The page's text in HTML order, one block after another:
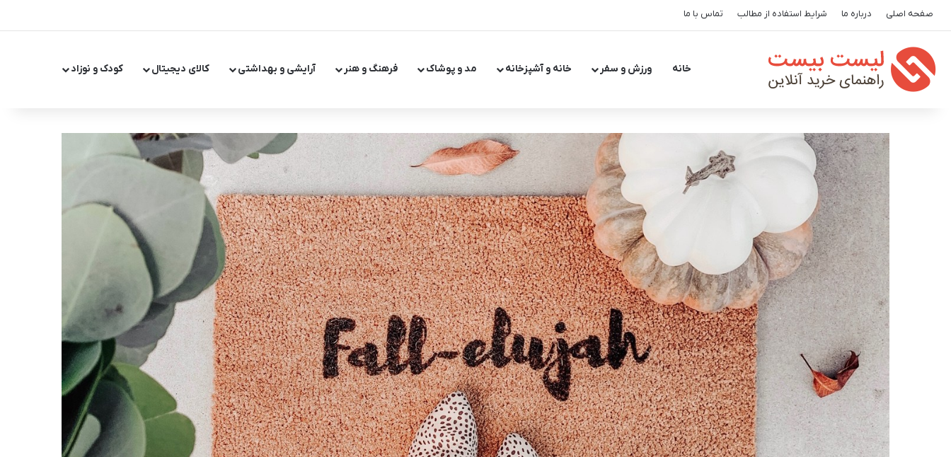
صفحه اصلی درباره ما شرایط استفاده از مطالب تماس با ما
خانه ورزش و سفر خانه و آشپزخانه مد و پوشاک فرهنگ و هنر آرایشی و بهداشتی کالای دیجیتال کودک و نوزاد